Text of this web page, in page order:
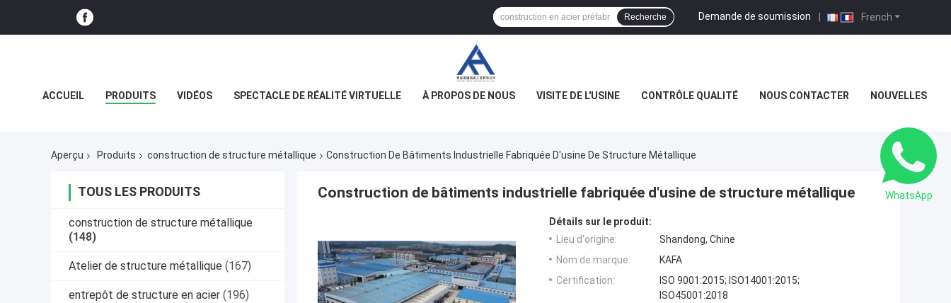
French
Demande de soumission |
Recherche
ACCUEIL PRODUITS VIDÉOS SPECTACLE DE RÉALITÉ VIRTUELLE À PROPOS DE NOUS VISITE DE L'USINE CONTRÔLE QUALITÉ NOUS CONTACTER NOUVELLES
Aperçu Produits construction de structure métallique Construction De Bâtiments Industrielle Fabriquée D'usine De Structure Métallique
TOUS LES PRODUITS
construction de structure métallique
(148)
Atelier de structure métallique (167)
entrepôt de structure en acier (196)
Construction de bâtiments industrielle fabriquée d'usine de structure métallique
Détails sur le produit:
Lieu d'origine:
Shandong, Chine
Nom de marque:
KAFA
Certification:
ISO 9001:2015; ISO14001:2015;
ISO45001:2018
WhatsApp